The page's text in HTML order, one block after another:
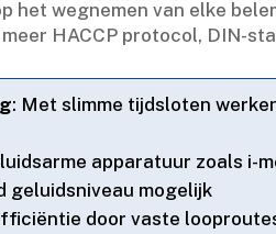
het wegnemen van elke
HACCP protocol, DIN-
: Met slimme tijdsloten
apparatuur zoals i-
geluidsniveau mogelijk
door vaste